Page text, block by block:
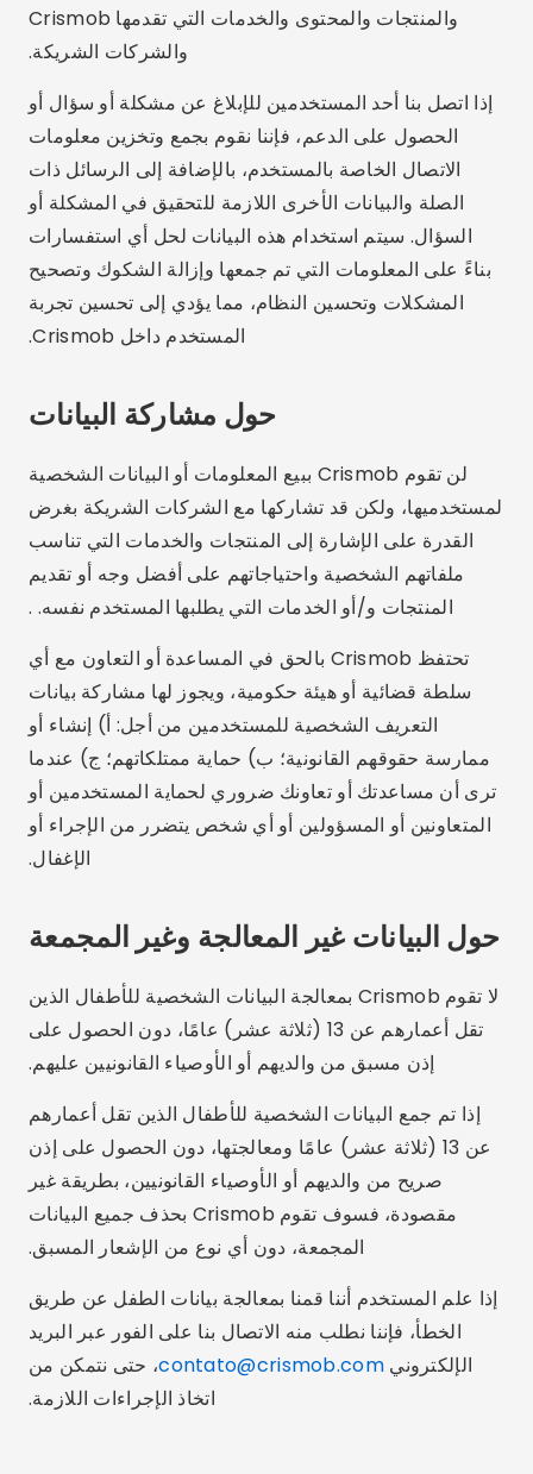
والمنتجات والمحتوى والخدمات التي تقدمها Crismob
والشركات الشريكة.
إذا اتصل بنا أحد المستخدمين للإبلاغ عن مشكلة أو سؤال أو
الحصول على الدعم، فإننا نقوم بجمع وتخزين معلومات
الاتصال الخاصة بالمستخدم، بالإضافة إلى الرسائل ذات
الصلة والبيانات الأخرى اللازمة للتحقيق في المشكلة أو
السؤال. سيتم استخدام هذه البيانات لحل أي استفسارات
بناءً على المعلومات التي تم جمعها وإزالة الشكوك وتصحيح
المشكلات وتحسين النظام، مما يؤدي إلى تحسين تجربة
المستخدم داخل Crismob.
حول مشاركة البيانات
لن تقوم Crismob ببيع المعلومات أو البيانات الشخصية
لمستخدميها، ولكن قد تشاركها مع الشركات الشريكة بغرض
القدرة على الإشارة إلى المنتجات والخدمات التي تناسب
ملفاتهم الشخصية واحتياجاتهم على أفضل وجه أو تقديم
المنتجات و/أو الخدمات التي يطلبها المستخدم نفسه. .
تحتفظ Crismob بالحق في المساعدة أو التعاون مع أي
سلطة قضائية أو هيئة حكومية، ويجوز لها مشاركة بيانات
التعريف الشخصية للمستخدمين من أجل: أ) إنشاء أو
ممارسة حقوقهم القانونية؛ ب) حماية ممتلكاتهم؛ ج) عندما
ترى أن مساعدتك أو تعاونك ضروري لحماية المستخدمين أو
المتعاونين أو المسؤولين أو أي شخص يتضرر من الإجراء أو
الإغفال.
حول البيانات غير المعالجة وغير المجمعة
لا تقوم Crismob بمعالجة البيانات الشخصية للأطفال الذين
تقل أعمارهم عن 13 (ثلاثة عشر) عامًا، دون الحصول على
إذن مسبق من والديهم أو الأوصياء القانونيين عليهم.
إذا تم جمع البيانات الشخصية للأطفال الذين تقل أعمارهم
عن 13 (ثلاثة عشر) عامًا ومعالجتها، دون الحصول على إذن
صريح من والديهم أو الأوصياء القانونيين، بطريقة غير
مقصودة، فسوف تقوم Crismob بحذف جميع البيانات
المجمعة، دون أي نوع من الإشعار المسبق.
إذا علم المستخدم أننا قمنا بمعالجة بيانات الطفل عن طريق
الخطأ، فإننا نطلب منه الاتصال بنا على الفور عبر البريد
الإلكترونيcontato@crismob.com، حتى نتمكن من
اتخاذ الإجراءات اللازمة.